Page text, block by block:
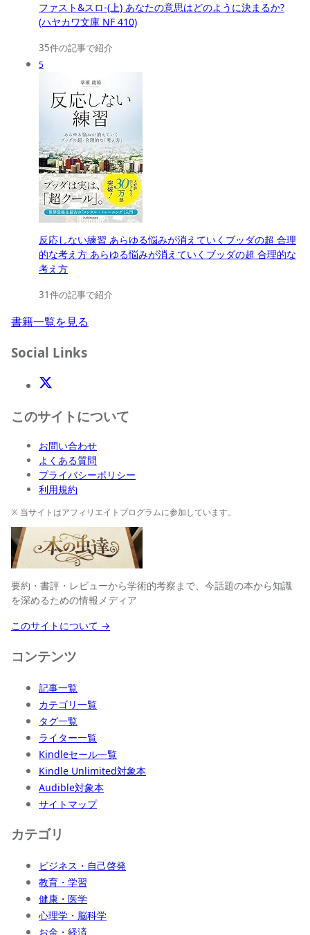
ファスト&スロ-(上) あなたの意思はどのように決まるか?
(ハヤカワ文庫 NF 410)
35件の記事で紹介
5
反応しない練習 あらゆる悩みが消えていくブッダの超 合理
的な考え方 あらゆる悩みが消えていくブッダの超 合理的な
考え方
31件の記事で紹介
書籍一覧を見る
Social Links
X(Twitter)
このサイトについて
お問い合わせ
よくある質問
プライバシーポリシー
利用規約
※ 当サイトはアフィリエイトプログラムに参加しています。
要約・書評・レビューから学術的考察まで、今話題の本から知識
を深めるための情報メディア
このサイトについて →
コンテンツ
記事一覧
カテゴリ一覧
タグ一覧
ライター一覧
Kindleセール一覧
Kindle Unlimited対象本
Audible対象本
サイトマップ
カテゴリ
ビジネス・自己啓発
教育・学習
健康・医学
心理学・脳科学
お金・経済